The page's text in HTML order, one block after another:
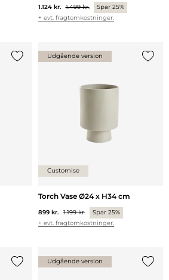
1.124 kr. 1.499 kr.
Spar 25%
+ evt. fragtomkostninger.
Udgående version
Customise
Torch Vase Ø24 x H34 cm
899 kr. 1.199 kr.
Spar 25%
+ evt. fragtomkostninger.
Udgående version